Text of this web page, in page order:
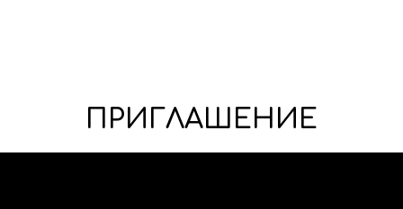
ПРИГЛАШЕНИЕ